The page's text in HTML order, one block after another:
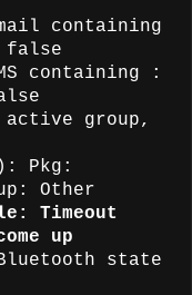
containing
false
containing :
active group,
Pkg:
Other
Timeout
up
state